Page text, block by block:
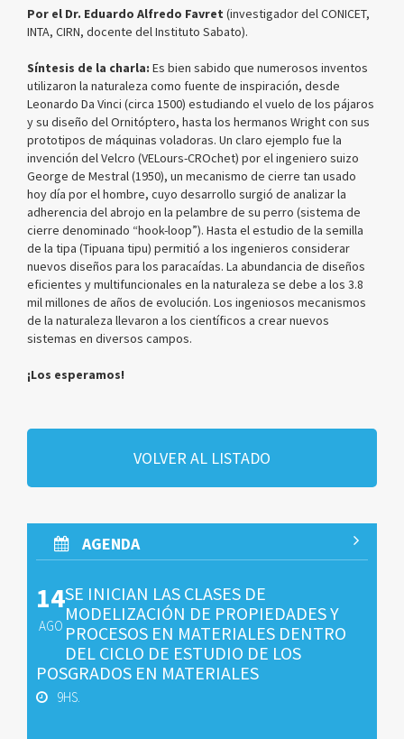
Por el Dr. Eduardo Alfredo Favret (investigador del CONICET,
INTA, CIRN, docente del Instituto Sabato).
Síntesis de la charla: Es bien sabido que numerosos inventos
utilizaron la naturaleza como fuente de inspiración, desde
Leonardo Da Vinci (circa 1500) estudiando el vuelo de los pájaros
y su diseño del Ornitóptero, hasta los hermanos Wright con sus
prototipos de máquinas voladoras. Un claro ejemplo fue la
invención del Velcro (VELours-CROchet) por el ingeniero suizo
George de Mestral (1950), un mecanismo de cierre tan usado
hoy día por el hombre, cuyo desarrollo surgió de analizar la
adherencia del abrojo en la pelambre de su perro (sistema de
cierre denominado “hook-loop”). Hasta el estudio de la semilla
de la tipa (Tipuana tipu) permitió a los ingenieros considerar
nuevos diseños para los paracaídas. La abundancia de diseños
eficientes y multifuncionales en la naturaleza se debe a los 3.8
mil millones de años de evolución. Los ingeniosos mecanismos
de la naturaleza llevaron a los científicos a crear nuevos
sistemas en diversos campos.
¡Los esperamos!
VOLVER AL LISTADO
AGENDA
14
AGO
SE INICIAN LAS CLASES DE
MODELIZACIÓN DE PROPIEDADES Y
PROCESOS EN MATERIALES DENTRO
DEL CICLO DE ESTUDIO DE LOS
POSGRADOS EN MATERIALES
9HS.